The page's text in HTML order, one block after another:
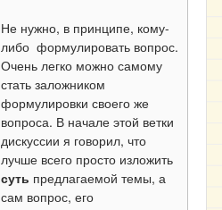
Не нужно, в принципе, кому-
либо формулировать вопрос.
Очень легко можно самому
стать заложником
формулировки своего же
вопроса. В начале этой ветки
дискуссии я говорил, что
лучше всего просто изложить
суть предлагаемой темы, а
сам вопрос, его